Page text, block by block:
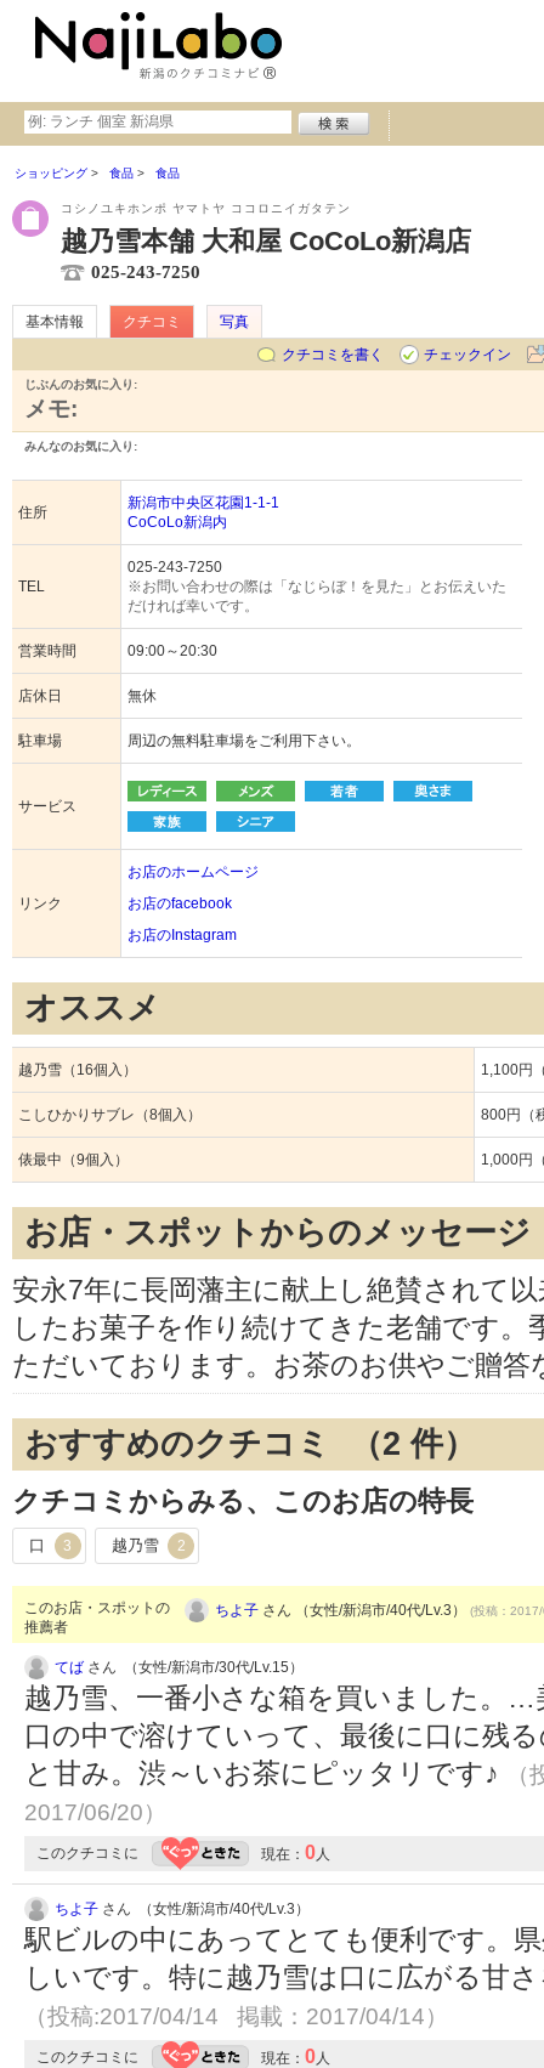
ショッピング 食品 食品
コシノユキホンポ ヤマトヤ ココロニイガタテン
越乃雪本舗 大和屋 CoCoLo新潟店
025-243-7250
基本情報 クチコミ
写真
クチコミを書く
チェックイン
じぶんのお気に入り:
メモ:
みんなのお気に入り:
住所
新潟市中央区花園1-1-1
CoCoLo新潟内
TEL
025-243-7250
※お問い合わせの際は「なじらぼ！を見た」とお伝えいた
だければ幸いです。
営業時間 09:00～20:30
店休日 無休
駐車場 周辺の無料駐車場をご利用下さい。
サービス
リンク
お店のホームページ
お店のfacebook
お店のInstagram
オススメ
越乃雪（16個入） 1,100円
こしひかりサブレ（8個入） 800円（
俵最中（9個入） 1,000円
お店・スポットからのメッセージ
安永7年に長岡藩主に献上し絶賛されて
したお菓子を作り続けてきた老舗です。
ただいております。お茶のお供やご贈
おすすめのクチコミ （2 件）
クチコミからみる、このお店の特長
口 3 越乃雪 2
このお店・スポットの
推薦者
ちよ子 さん （女性/新潟市/40代/Lv.3） (投稿：
てば さん （女性/新潟市/30代/Lv.15）
越乃雪、一番小さな箱を買いました。
口の中で溶けていって、最後に口に残
と甘み。渋～いお茶にピッタリです♪
2017/06/20）
このクチコミに 現在： 0 人
ちよ子 さん （女性/新潟市/40代/Lv.3）
駅ビルの中にあってとても便利です。
しいです。特に越乃雪は口に広がる甘
（投稿:2017/04/14 掲載：2017/04/14）
このクチコミに 現在： 0 人